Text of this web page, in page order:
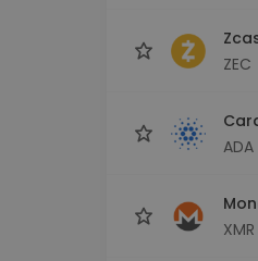
ZEC
ADA
XMR